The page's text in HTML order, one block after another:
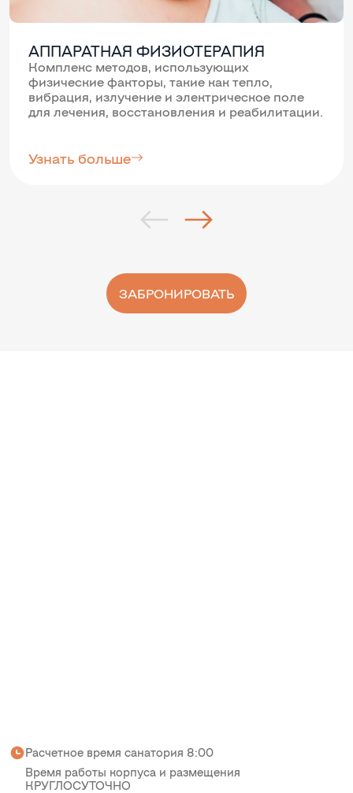
АППАРАТНАЯ ФИЗИОТЕРАПИЯ
Комплекс методов, использующих
физические факторы, такие как тепло,
вибрация, излучение и электрическое поле
для лечения, восстановления и реабилитации.
Узнать больше
ЗАБРОНИРОВАТЬ
Расчетное время санатория 8:00
Время работы корпуса и размещения
КРУГЛОСУТОЧНО